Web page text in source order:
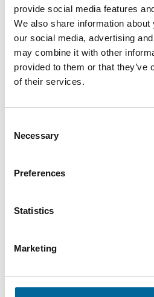
provide social media features
We also share information
our social media, advertising
may combine it with other
provided to them or that they’ve
of their services.
Selection
Necessary
Preferences
Statistics
Marketing
Mario Schnepper
mario.schnepper@amokabel.de